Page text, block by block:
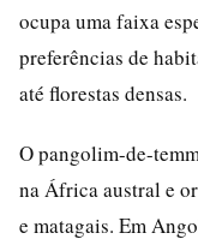
ocupa uma faixa
preferências de
até florestas densas.
O pangolim-de-
na África austral e
e matagais. Em